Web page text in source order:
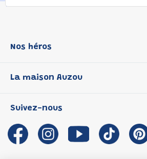
Nos héros
P'tit Loup
Les Influenceuses
Migali
Petite Taupe
La maison Auzou
Notre histoire
Auzou s'engage
Auteurs et illustrateurs Auzou
Suivez-nous